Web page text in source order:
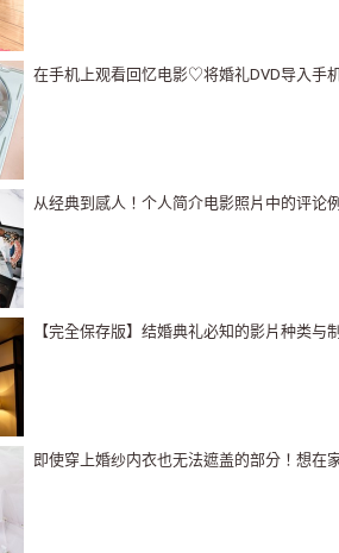
在手机上观看回忆电影♡将婚礼DVD导入手
从经典到感人！个人简介电影照片中的评论
【完全保存版】结婚典礼必知的影片种类与
即使穿上婚纱内衣也无法遮盖的部分！想在